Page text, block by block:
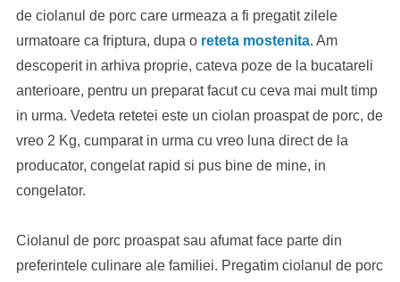
de ciolanul de porc care urmeaza a fi pregatit zilele
urmatoare ca friptura, dupa o reteta mostenita. Am
descoperit in arhiva proprie, cateva poze de la bucatareli
anterioare, pentru un preparat facut cu ceva mai mult timp
in urma. Vedeta retetei este un ciolan proaspat de porc, de
vreo 2 Kg, cumparat in urma cu vreo luna direct de la
producator, congelat rapid si pus bine de mine, in
congelator.
Ciolanul de porc proaspat sau afumat face parte din
preferintele culinare ale familiei. Pregatim ciolanul de porc